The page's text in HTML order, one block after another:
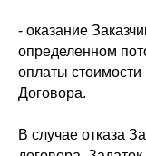
- оказание
определенном
оплаты стоимости
Договора.
В случае отказа